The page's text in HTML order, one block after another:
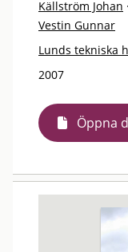
Källström Johan ·
Vestin Gunnar
Lunds tekniska
2007
Öppna